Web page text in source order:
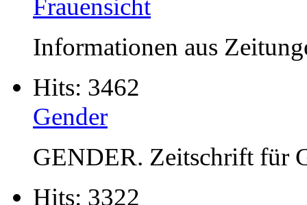
Frauensicht
Informationen aus
Hits: 3462
Gender
GENDER. Zeitschrift für
Hits: 3322